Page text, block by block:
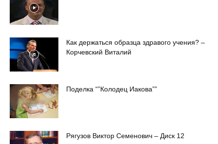
Как держаться образца здравого учения? –
Корчевский Виталий
Поделка “”Колодец Иакова””
Рягузов Виктор Семенович – Диск 12